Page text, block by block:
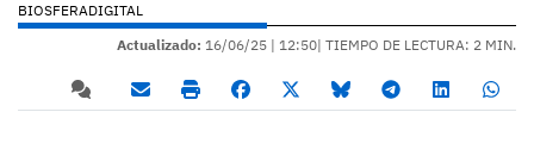
BIOSFERADIGITAL
Actualizado: 16/06/25 | 12:50| TIEMPO DE LECTURA: 2 MIN.